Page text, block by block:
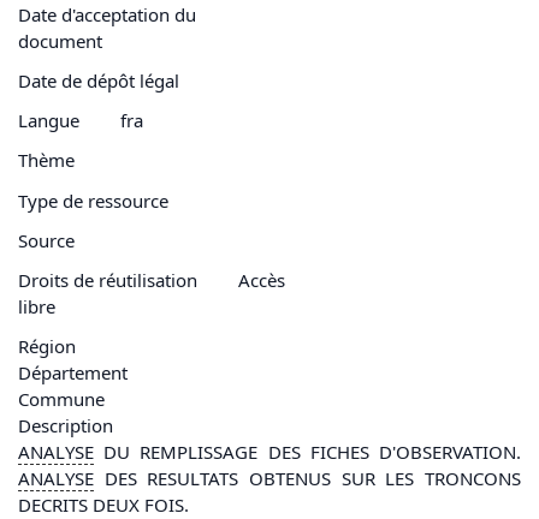
Date d'acceptation du
document
Date de dépôt légal
Langue
fra
Thème
Type de ressource
Source
Droits de réutilisation
Accès
libre
Région
Département
Commune
Description
ANALYSE DU REMPLISSAGE DES FICHES D'OBSERVATION.
ANALYSE DES RESULTATS OBTENUS SUR LES TRONCONS
DECRITS DEUX FOIS.